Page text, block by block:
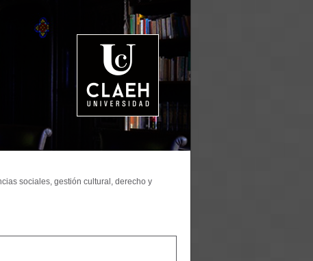
sociales, gestión cultural, derecho y